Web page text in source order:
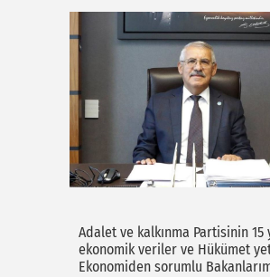
Adalet ve kalkınma Partisinin
ekonomik veriler ve Hükümet
Ekonomiden sorumlu